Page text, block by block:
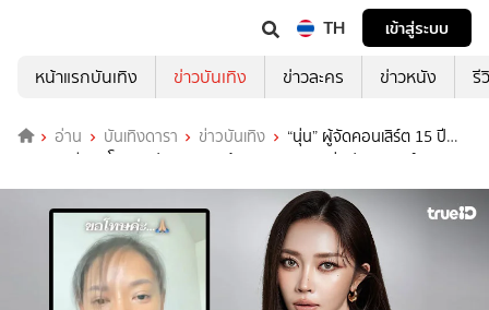
TH
เข้าสู่ระบบ
หน้าแรกบันเทิง
ข่าวบันเทิง ข่าวละคร ข่าวหนัง รี
อ่าน บันเทิงดารา ข่าวบันเทิง
“นุ่น” ผู้จัดคอนเสิร์ต 15 ปี
“แอน อรดี” ขอโทษศิลปินทุกคน..พร้อมขยายเวลากลุ่มปิดคอนเสิร์ต